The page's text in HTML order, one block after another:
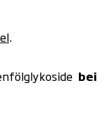
.
bei